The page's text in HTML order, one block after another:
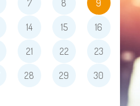
7 8 9
14 15 16
21 22 23
28 29 30